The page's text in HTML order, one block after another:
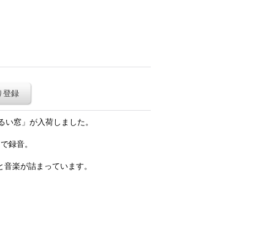
登録
窓」が入荷しました。
録音。
楽が詰まっています。